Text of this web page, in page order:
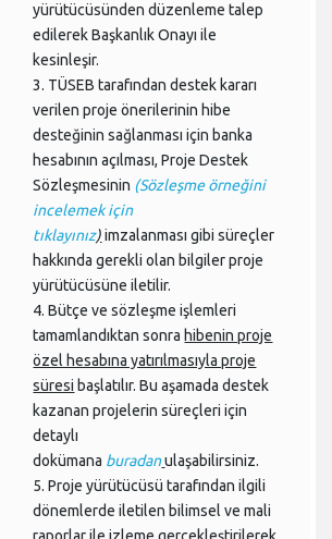
yürütücüsünden düzenleme talep
edilerek Başkanlık Onayı ile
kesinleşir.
3. TÜSEB tarafından destek kararı
verilen proje önerilerinin hibe
desteğinin sağlanması için banka
hesabının açılması, Proje Destek
Sözleşmesinin (Sözleşme örneğini
incelemek için
tıklayınız)imzalanması gibi süreçler
hakkında gerekli olan bilgiler proje
yürütücüsüne iletilir.
4. Bütçe ve sözleşme işlemleri
tamamlandıktan sonra hibenin proje
özel hesabına yatırılmasıyla proje
süresi başlatılır. Bu aşamada destek
kazanan projelerin süreçleri için
detaylı
dokümana buradanulaşabilirsiniz.
5. Proje yürütücüsü tarafından ilgili
dönemlerde iletilen bilimsel ve mali